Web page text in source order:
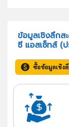
ข้อมูลเชิงลึก
ซี แอสเซ็ทส์ (
ซื้อข้อมูลเชิง